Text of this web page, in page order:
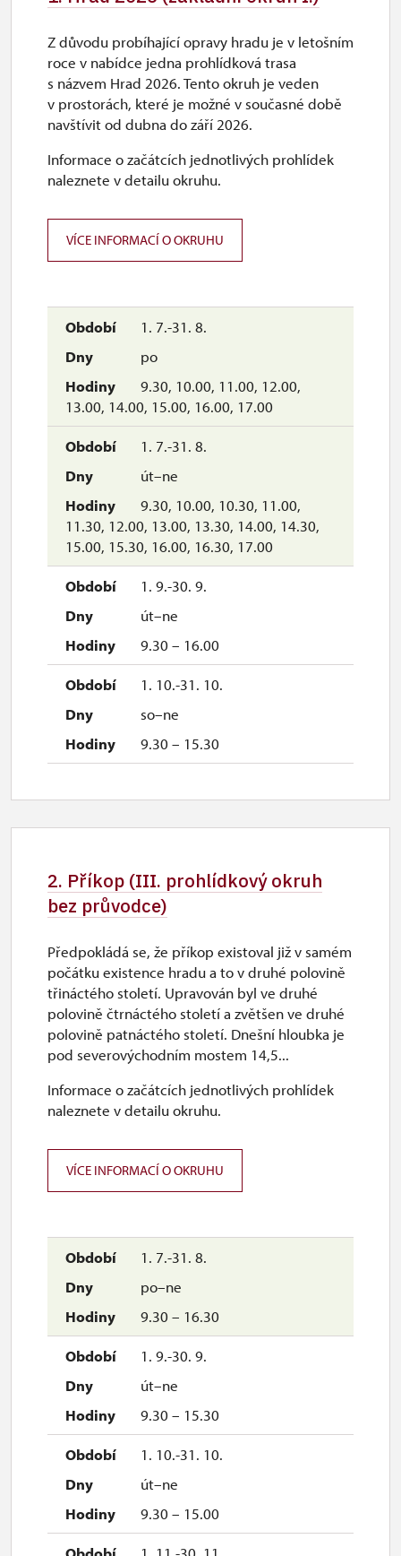
1. 7.-31. 8.
po
9.30, 10.00, 11.00, 12.00,
13.00, 14.00, 15.00, 16.00, 17.00
1. 7.-31. 8.
út–ne
9.30, 10.00, 10.30, 11.00,
11.30, 12.00, 13.00, 13.30, 14.00, 14.30,
15.00, 15.30, 16.00, 16.30, 17.00
1. 9.-30. 9.
út–ne
9.30 – 16.00
1. 10.-31. 10.
so–ne
9.30 – 15.30
Z důvodu probíhající opravy hradu je v letošním
roce v nabídce jedna prohlídková trasa
s názvem Hrad 2026. Tento okruh je veden
v prostorách, které je možné v současné době
navštívit od dubna do září 2026.
Informace o začátcích jednotlivých prohlídek
naleznete v detailu okruhu.
VÍCE INFORMACÍ O OKRUHU
2. Příkop (III. prohlídkový okruh
bez průvodce)
1. 7.-31. 8.
po–ne
9.30 – 16.30
1. 9.-30. 9.
út–ne
9.30 – 15.30
1. 10.-31. 10.
út–ne
9.30 – 15.00
Předpokládá se, že příkop existoval již v samém
počátku existence hradu a to v druhé polovině
třináctého století. Upravován byl ve druhé
polovině čtrnáctého století a zvětšen ve druhé
polovině patnáctého století. Dnešní hloubka je
pod severovýchodním mostem 14,5...
Informace o začátcích jednotlivých prohlídek
naleznete v detailu okruhu.
VÍCE INFORMACÍ O OKRUHU